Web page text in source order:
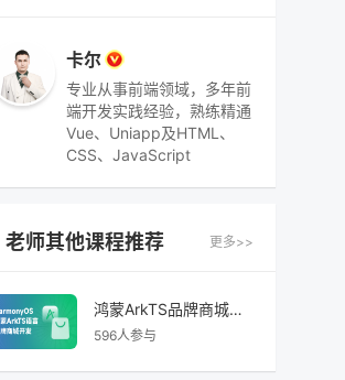
卡尔
专业从事前端领域，多年前
端开发实践经验，熟练精通
Vue、Uniapp及HTML、
CSS、JavaScript
老师其他课程推荐 更多>>
鸿蒙ArkTS品牌商城开发-HarmonyOS
596人参与